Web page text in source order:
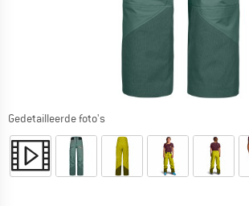
Gedetailleerde foto's